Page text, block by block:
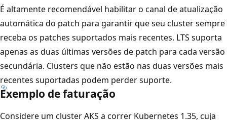
É altamente recomendável habilitar o canal de atualização
automática do patch para garantir que seu cluster sempre
receba os patches suportados mais recentes. LTS suporta
apenas as duas últimas versões de patch para cada versão
secundária. Clusters que não estão nas duas versões mais
recentes suportadas podem perder suporte.
Exemplo de faturação
Considere um cluster AKS a correr Kubernetes 1.35, cuja